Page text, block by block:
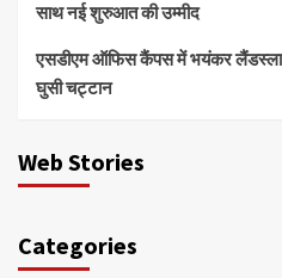
साथ नई शुरुआत की उम्मीद
एसडीएम ऑफिस कैंपस में भयंकर
घुसी चट्टान
Web Stories
Categories